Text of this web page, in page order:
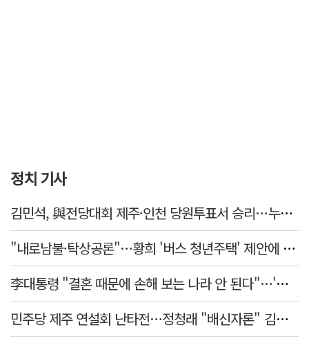
정치 기사
김민석, 與전당대회 제주·인천 당원투표서 승리…누적 득표는 '초박빙'
"내로남불·탁상공론"…황희 '버스 청년주택' 제안에 與 내부서도 쓴소리
李대통령 "결혼 때문에 손해 보는 나라 안 된다"…'결혼 페널티' 22개 손본다
민주당 제주 연설회 난타전…정청래 "배신자론" 김민석 "관리 무능"